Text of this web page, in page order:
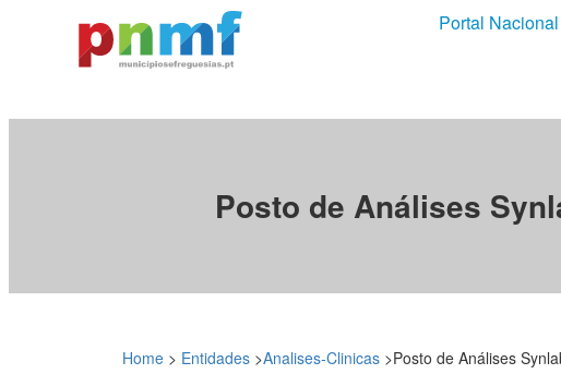
Portal
Posto de Análises
Home > Entidades >Analises-Clinicas >Posto de Análises